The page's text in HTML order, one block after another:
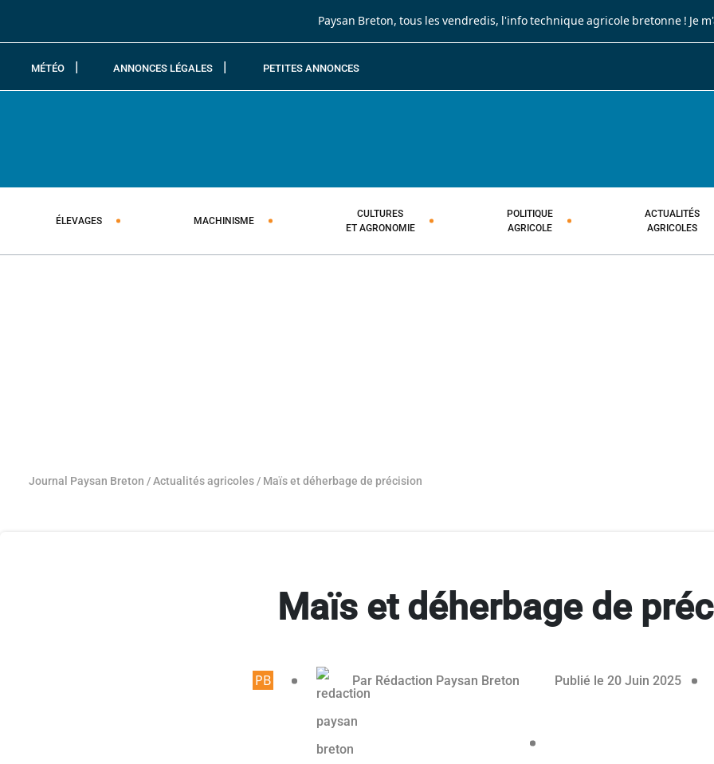
Paysan Breton, tous les vendredis, l'info technique agricole bretonne ! Je
MÉTÉO ANNONCES LÉGALES PETITES ANNONCES
ÉLEVAGES MACHINISME
CULTURES
ET AGRONOMIE
POLITIQUE
AGRICOLE
ACTUALITÉS
AGRICOLES
Journal Paysan Breton /Actualités agricoles/ Maïs et déherbage de précision
Maïs et déherbage de
Article réservé aux abonnés
Par Rédaction Paysan Breton Publié le 20 Juin 202519